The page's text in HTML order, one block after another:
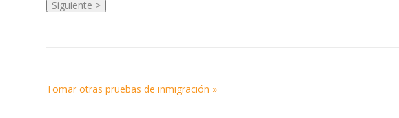
Tomar otras pruebas de inmigración »